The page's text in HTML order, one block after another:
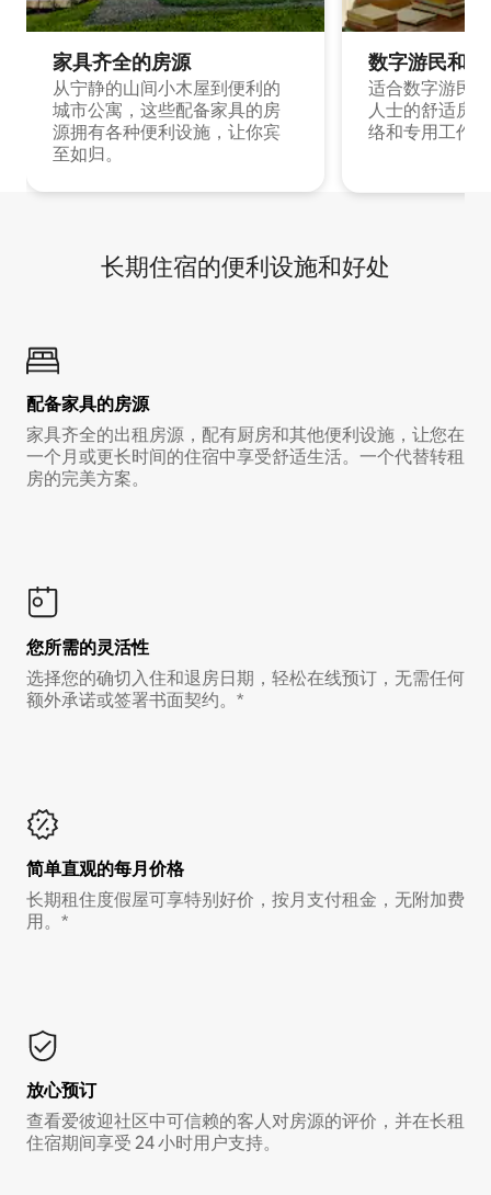
家具齐全的房源
从宁静的山间小木屋到便利的
城市公寓，这些配备家具的房
源拥有各种便利设施，让你宾
至如归。
数字游民和
适合数字游民
人士的舒适房
络和专用工作
长期住宿的便利设施和好处
配备家具的房源
家具齐全的出租房源，配有厨房和其他便利设施，让您在
一个月或更长时间的住宿中享受舒适生活。一个代替转租
房的完美方案。
您所需的灵活性
选择您的确切入住和退房日期，轻松在线预订，无需任何
额外承诺或签署书面契约。*
简单直观的每月价格
长期租住度假屋可享特别好价，按月支付租金，无附加费
用。*
放心预订
查看爱彼迎社区中可信赖的客人对房源的评价，并在长租
住宿期间享受 24 小时用户支持。